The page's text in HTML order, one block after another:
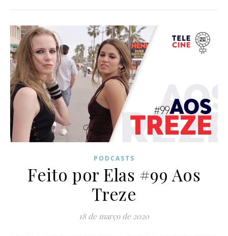
PODCASTS
Feito por Elas #99 Aos
Treze
18 de março de 2020